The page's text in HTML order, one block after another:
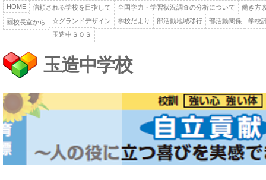
HOME 信頼される学校を目指して 全国学力・学習状況調査の分析について 働き方
🆕校長室から ☆グランドデザイン 学校だより 部活動地域移行 部活動関係
学校
玉造中ＳＯＳ
玉造中学校